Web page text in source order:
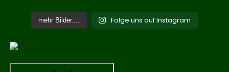
mehr Bilder.... Folge uns auf Instagram